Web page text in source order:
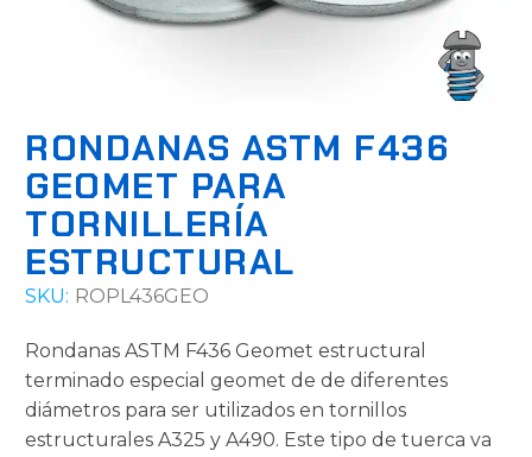
RONDANAS ASTM F436
GEOMET PARA
TORNILLERÍA
ESTRUCTURAL
SKU: ROPL436GEO
Rondanas ASTM F436 Geomet estructural
terminado especial geomet de de diferentes
diámetros para ser utilizados en tornillos
estructurales A325 y A490. Este tipo de tuerca va